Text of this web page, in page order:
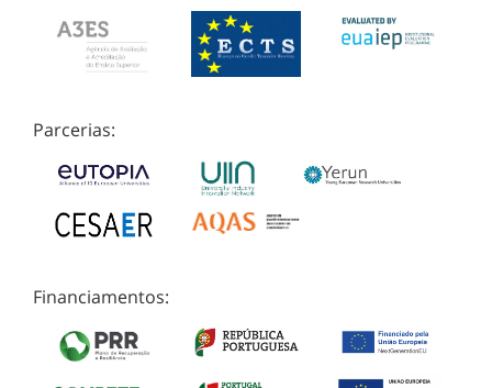
Parcerias:
Financiamentos: